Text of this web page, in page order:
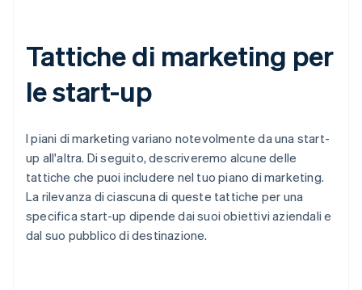
Tattiche di marketing per
le start-up
I piani di marketing variano notevolmente da una start-
up all'altra. Di seguito, descriveremo alcune delle
tattiche che puoi includere nel tuo piano di marketing.
La rilevanza di ciascuna di queste tattiche per una
specifica start-up dipende dai suoi obiettivi aziendali e
dal suo pubblico di destinazione.